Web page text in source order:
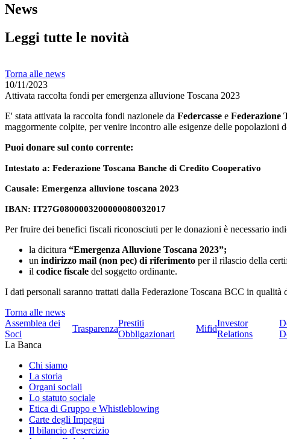
News
Leggi tutte le novità
Torna alle news
10/11/2023
Attivata raccolta fondi per emergenza alluvione Toscana 2023
E' stata attivata la raccolta fondi nazionele da Federcasse e Federazione
maggormente colpite, per venire incontro alle esigenze delle popolazioni
Puoi donare sul conto corrente:
Intestato a: Federazione Toscana Banche di Credito Cooperativo
Causale: Emergenza alluvione toscana 2023
IBAN: IT27G0800003200000080032017
Per fruire dei benefici fiscali riconosciuti per le donazioni è necessario
la dicitura “Emergenza Alluvione Toscana 2023”;
un indirizzo mail (non pec) di riferimento per il rilascio della
il codice fiscale del soggetto ordinante.
I dati personali saranno trattati dalla Federazione Toscana BCC in
Torna alle news
Assemblea dei
Soci
Trasparenza
Prestiti
Obbligazionari
Mifid
Investor
Relations
La Banca
Chi siamo
La storia
Organi sociali
Lo statuto sociale
Etica di Gruppo e Whistleblowing
Carte degli Impegni
Il bilancio d'esercizio